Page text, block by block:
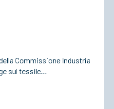
Commissione Industria
sul tessile…